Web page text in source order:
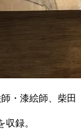
・漆絵師、柴田
録。